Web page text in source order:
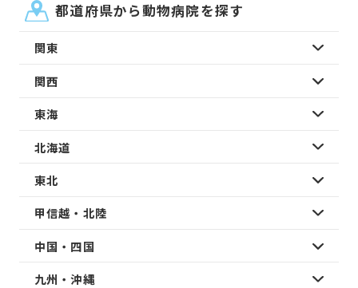
都道府県から動物病院を探す
関東
関西
東海
北海道
東北
甲信越・北陸
中国・四国
九州・沖縄